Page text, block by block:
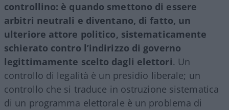
controllino: è quando smettono di essere
arbitri neutrali e diventano, di fatto, un
ulteriore attore politico, sistematicamente
schierato contro l’indirizzo di governo
legittimamente scelto dagli elettori. Un
controllo di legalità è un presidio liberale; un
controllo che si traduce in ostruzione sistematica
di un programma elettorale è un problema di